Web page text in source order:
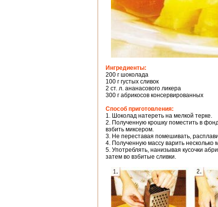
Ингредиенты:
200 г шоколада
100 г густых сливок
2 ст. л. ананасового ликера
300 г абрикосов консервированных
Способ приготовления:
1. Шоколад натереть на мелкой терке.
2. Полученную крошку поместить в
взбить миксером.
3. Не переставая помешивать,
4. Полученную массу варить несколько
5. Употреблять, нанизывая кусочки
затем во взбитые сливки.